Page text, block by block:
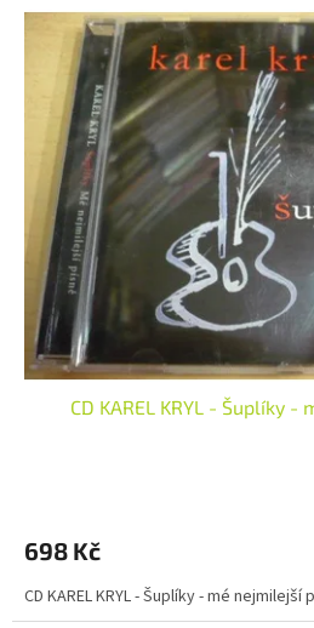
CD KAREL KRYL - Šuplíky
698 Kč
CD KAREL KRYL - Šuplíky - mé nejmilejší